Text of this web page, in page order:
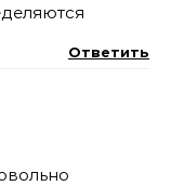
Ответить